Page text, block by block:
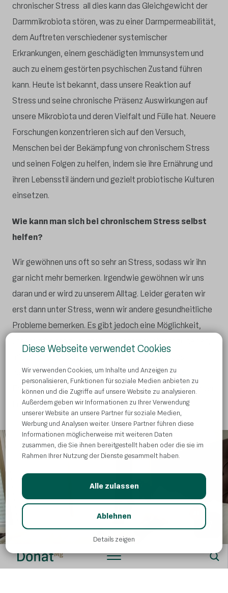
Diese Webseite verwendet Cookies
Wir verwenden Cookies, um Inhalte und Anzeigen zu
personalisieren, Funktionen für soziale Medien anbieten zu
können und die Zugriffe auf unsere Website zu analysieren.
Außerdem geben wir Informationen zu Ihrer Verwendung
unserer Website an unsere Partner für soziale Medien,
Werbung und Analysen weiter. Unsere Partner führen diese
Informationen möglicherweise mit weiteren Daten
zusammen, die Sie ihnen bereitgestellt haben oder die sie im
Rahmen Ihrer Nutzung der Dienste gesammelt haben.
Alle zulassen
Ablehnen
Details zeigen
chronischer Stress all dies kann das Gleichgewicht der
Darmmikrobiota stören, was zu einer Darmpermeabilität,
dem Auftreten verschiedener systemischer
Erkrankungen, einem geschädigten Immunsystem und
auch zu einem gestörten psychischen Zustand führen
kann. Heute ist bekannt, dass unsere Reaktion auf
Stress und seine chronische Präsenz Auswirkungen auf
unsere Mikrobiota und deren Vielfalt und Fülle hat. Neuere
Forschungen konzentrieren sich auf den Versuch,
Menschen bei der Bekämpfung von chronischem Stress
und seinen Folgen zu helfen, indem sie ihre Ernährung und
ihren Lebensstil ändern und gezielt probiotische Kulturen
einsetzen.
Wie kann man sich bei chronischem Stress selbst
helfen?
Wir gewöhnen uns oft so sehr an Stress, sodass wir ihn
gar nicht mehr bemerken. Irgendwie gewöhnen wir uns
daran und er wird zu unserem Alltag. Leider geraten wir
erst dann unter Stress, wenn wir andere gesundheitliche
Probleme bemerken. Es gibt jedoch eine Möglichkeit,
herauszukommen. Dabei können wir nicht nur die
Ernährung herausgreifen, sondern müssen den gesamten
Lebensstil beachten.